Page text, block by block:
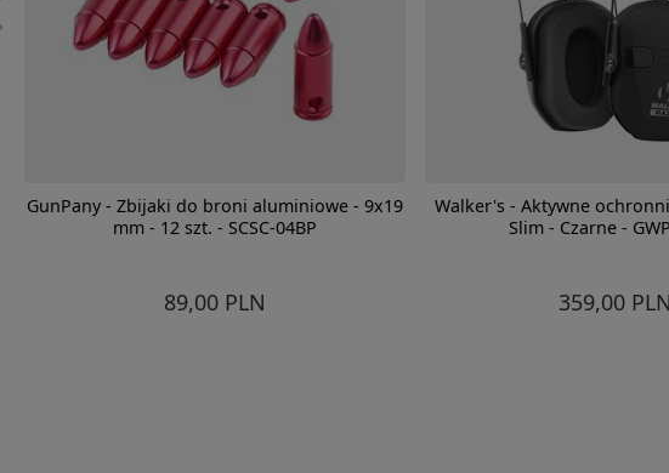
GunPany - Zbijaki do broni aluminiowe - 9x19
mm - 12 szt. - SCSC-04BP
89,00 PLN
Walker's - Aktywne
Slim - Czarne -
359,00 PLN